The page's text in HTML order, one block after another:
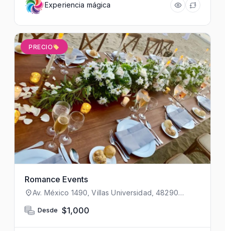
Experiencia mágica
PRECIO
Romance Events
Av. México 1490, Villas Universidad, 48290
Desde $1,000